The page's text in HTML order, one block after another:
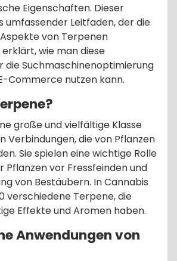
Eigenschaften. Dieser
umfassender Leitfaden, der die
von Terpenen
wie man diese
die Suchmaschinenoptimierung
Commerce nutzen kann.
große und vielfältige Klasse
Verbindungen, die von Pflanzen
Sie spielen eine wichtige Rolle
Pflanzen vor Fressfeinden und
von Bestäubern. In Cannabis
verschiedene Terpene, die
Effekte und Aromen haben.
Anwendungen von